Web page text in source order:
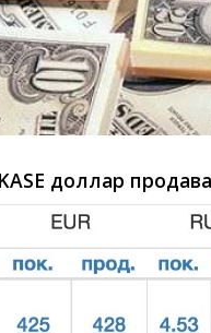
доллар